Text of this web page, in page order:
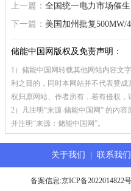
上一篇： 全国统一电力市场催
下一篇： 美国加州批复500MW/
储能中国网版权及免责声明：
1）储能中国网转载其他网站内容文
利之目的，同时本网站并不代表赞
权归原网站、作者所有，若有侵权，
2）凡注明“来源-储能中国网” 的内
并注明“来源：储能中国网”。
关于我们 | 联系我们
备案信息:京ICP备2022014822